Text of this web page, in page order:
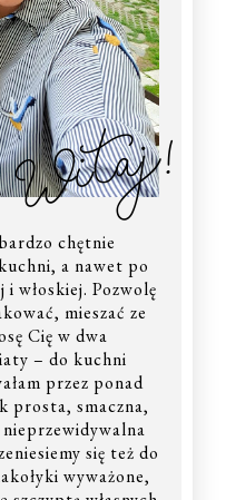
Witaj!
chętnie
a nawet po
włoskiej. Pozwolę
mieszać ze
Cię w dwa
– do kuchni
przez ponad
prosta, smaczna,
się też do
wyważone,